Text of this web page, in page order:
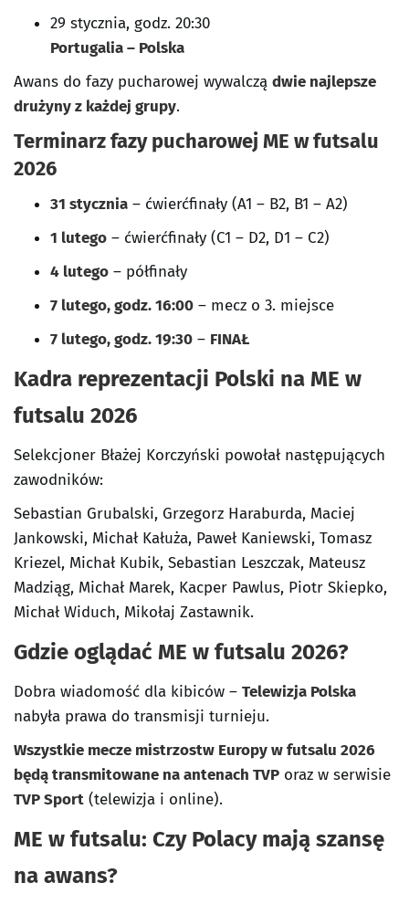
29 stycznia, godz. 20:30
Portugalia – Polska
Awans do fazy pucharowej wywalczą dwie najlepsze
drużyny z każdej grupy.
Terminarz fazy pucharowej ME w futsalu
2026
31 stycznia – ćwierćfinały (A1 – B2, B1 – A2)
1 lutego – ćwierćfinały (C1 – D2, D1 – C2)
4 lutego – półfinały
7 lutego, godz. 16:00 – mecz o 3. miejsce
7 lutego, godz. 19:30 – FINAŁ
Kadra reprezentacji Polski na ME w
futsalu 2026
Selekcjoner Błażej Korczyński powołał następujących
zawodników:
Sebastian Grubalski, Grzegorz Haraburda, Maciej
Jankowski, Michał Kałuża, Paweł Kaniewski, Tomasz
Kriezel, Michał Kubik, Sebastian Leszczak, Mateusz
Madziąg, Michał Marek, Kacper Pawlus, Piotr Skiepko,
Michał Widuch, Mikołaj Zastawnik.
Gdzie oglądać ME w futsalu 2026?
Dobra wiadomość dla kibiców – Telewizja Polska
nabyła prawa do transmisji turnieju.
Wszystkie mecze mistrzostw Europy w futsalu 2026
będą transmitowane na antenach TVP oraz w serwisie
TVP Sport (telewizja i online).
ME w futsalu: Czy Polacy mają szansę
na awans?